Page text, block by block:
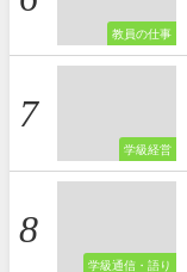
教員の仕事
学級経営
学級通信・語り